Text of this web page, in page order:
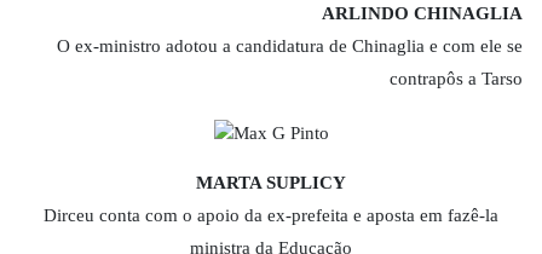
ARLINDO CHINAGLIA
O ex-ministro adotou a candidatura de Chinaglia e com ele se
contrapôs a Tarso
MARTA SUPLICY
Dirceu conta com o apoio da ex-prefeita e aposta em fazê-la
ministra da Educação